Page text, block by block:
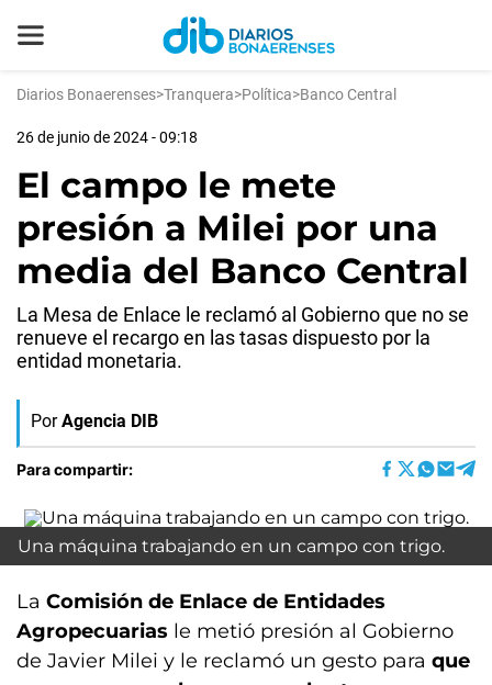
Diarios Bonaerenses>Tranquera>Política>Banco Central
26 de junio de 2024 - 09:18
El campo le mete
presión a Milei por una
media del Banco Central
La Mesa de Enlace le reclamó al Gobierno que no se
renueve el recargo en las tasas dispuesto por la
entidad monetaria.
Por Agencia DIB
Para compartir:
Una máquina trabajando en un campo con trigo.
La Comisión de Enlace de Entidades
Agropecuarias le metió presión al Gobierno
de Javier Milei y le reclamó un gesto para que